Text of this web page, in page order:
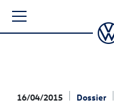
16/04/2015 Dossier